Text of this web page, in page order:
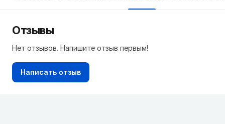
Отзывы
Нет отзывов. Напишите отзыв первым!
Написать отзыв